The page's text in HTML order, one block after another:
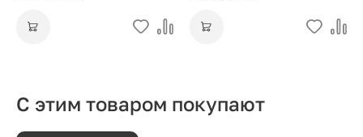
С этим товаром покупают